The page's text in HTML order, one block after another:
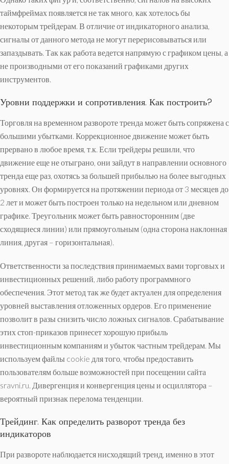
таймфреймах появляется не так много, как хотелось бы
некоторым трейдерам. В отличие от индикаторного анализа,
сигналы от данного метода не могут перерисовываться или
запаздывать. Так как работа ведется напрямую с графиком цены, а
не производными от его показаний графиками других
инструментов.
Уровни поддержки и сопротивления. Как построить?
Торговля на временном развороте тренда может быть сопряжена с
большими убытками. Коррекционное движение может быть
прервано в любое время, т.к. Если трейдеры решили, что
движение еще не отыграно, они зайдут в направлении основного
тренда еще раз, охотясь за большей прибылью на более выгодных
уровнях. Он формируется на протяжении периода от 3 месяцев до
2 лет и может быть построен только на недельном или дневном
графике. Треугольник может быть равносторонним (две
сходящиеся линии) или прямоугольным (одна сторона наклонная
линия, другая – горизонтальная).
Ответственности за последствия принимаемых вами торговых и
инвестиционных решений, либо работу программного
обеспечения. Этот метод так же будет актуален для определения
уровней выставления отложенных ордеров. Его применение
позволит в разы снизить число ложных сигналов. Срабатывание
этих стоп-приказов принесет хорошую прибыль
инвестиционным компаниям и убыток частным трейдерам. Мы
используем файлы cookie для того, чтобы предоставить
пользователям больше возможностей при посещении сайта
sravni.ru. Дивергенция и конвергенция цены и осциллятора –
вероятный признак перелома тенденции.
Трейдинг. Как определить разворот тренда без
индикаторов
При развороте наблюдается нисходящий тренд, именно в этот